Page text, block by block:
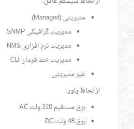
مدیریتی (Managed)
مدیریت گرافیکی SNMP
مدیریت نرم افزاری NMS
مدیریت خط فرمان CLI
غیر مدیریتی
از لحاظ پاور:
برق مستقیم 220 ولت AC
برق 48 ولت DC